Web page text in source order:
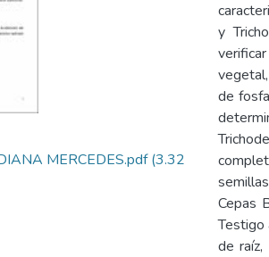
MERCEDES.pdf(3.32
y
de
Cepas
Testigo
de